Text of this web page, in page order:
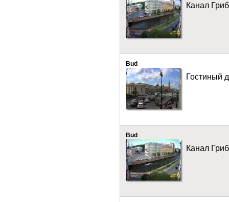
Канал
Bud
Гостиный
Bud
Канал